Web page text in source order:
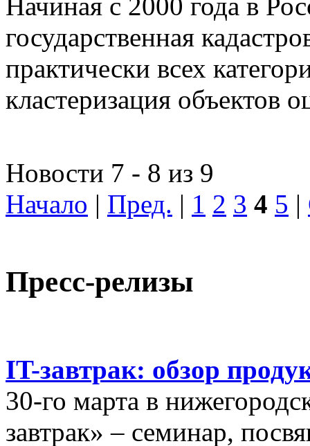
государственная
практически всех
кластеризация объектов
Новости 7 - 8 из 9
Начало | Пред. | 1 2 3 4 5 |
Пресс-релизы
IT-завтрак: обзор
30-го марта в
завтрак» – семинар,